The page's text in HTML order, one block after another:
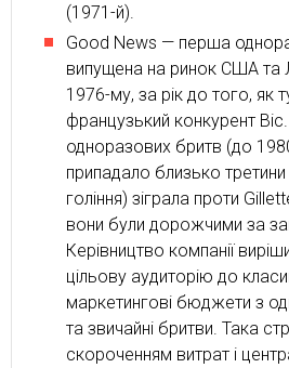
(1971-й).
Good News — перша
випущена на ринок США та
1976-му, за рік до того, як
французький конкурент
одноразових бритв (до
припадало близько
гоління) зіграла проти
вони були дорожчими за
Керівництво компанії
цільову аудиторію до
маркетингові бюджети з
та звичайні бритви. Така
скороченням витрат і